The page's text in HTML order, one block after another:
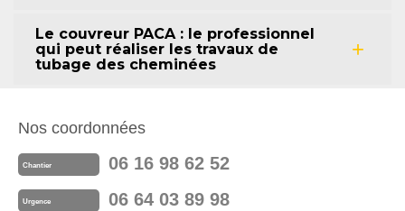
Le couvreur PACA : le professionnel
qui peut réaliser les travaux de
tubage des cheminées
Nos coordonnées
Chantier 06 16 98 62 52
Urgence 06 64 03 89 98